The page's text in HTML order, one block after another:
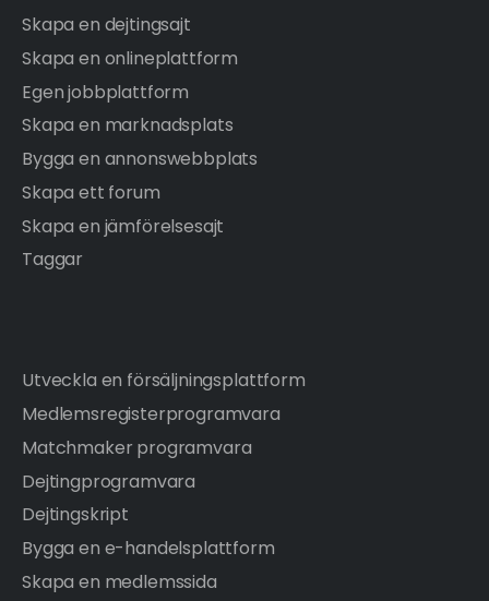
Skapa en dejtingsajt
Skapa en onlineplattform
Egen jobbplattform
Skapa en marknadsplats
Bygga en annonswebbplats
Skapa ett forum
Skapa en jämförelsesajt
Taggar
Utveckla en försäljningsplattform
Medlemsregisterprogramvara
Matchmaker programvara
Dejtingprogramvara
Dejtingskript
Bygga en e-handelsplattform
Skapa en medlemssida